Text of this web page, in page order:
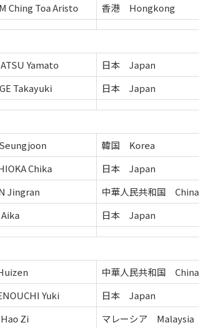
Ching Toa Aristo 香港 Hongkong
Yamato
日本 Japan
Takayuki 日本 Japan
韓国 Korea
Chika
日本 Japan
Jingran
中華人民共和国 China
日本 Japan
中華人民共和国 China
Yuki
日本 Japan
Zi マレーシア Malaysia